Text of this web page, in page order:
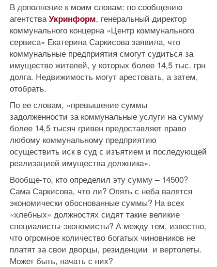
В дополнение к моим словам: по сообщению
агентстваУкринформ, генеральный директор
коммунального концерна «Центр коммунального
сервиса» Екатерина Саркисова заявила, что
коммунальные предприятия смогут судиться за
имущество жителей, у которых более 14,5 тыс. грн
долга. Недвижимость могут арестовать, а затем,
отобрать.
По ее словам, «превышение суммы
задолженности за коммунальные услуги на сумму
более 14,5 тысяч гривен предоставляет право
любому коммунальному предприятию
осуществить иск в суд с изъятием и последующей
реализацией имущества должника».
Вообще-то, кто определил эту сумму – 14500?
Сама Саркисова, что ли? Опять с неба валятся
экономически обоснованные суммы? На всех
«хлебных» должностях сидят такие великие
специалисты-экономисты? А между тем, известно,
что огромное количество богатых чиновников не
платят за свои дворцы, резиденции и вертолеты.
Может быть, начать с них?